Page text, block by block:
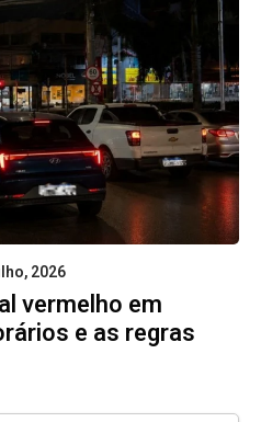
2026
vermelho em
e as regras